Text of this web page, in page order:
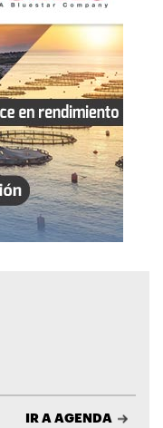
IR A AGENDA